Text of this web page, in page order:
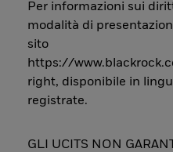
Per informazioni sui
modalità di
sito
https://
right, disponibile in
registrate.
GLI UCITS NON